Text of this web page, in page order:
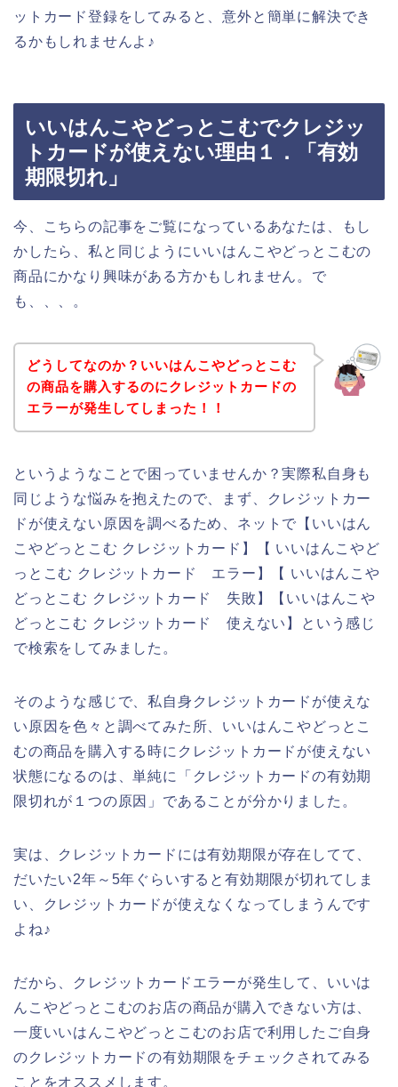
ットカード登録をしてみると、意外と簡単に解決でき
るかもしれませんよ♪
いいはんこやどっとこむでクレジッ
トカードが使えない理由１．「有効
期限切れ」
今、こちらの記事をご覧になっているあなたは、もし
かしたら、私と同じようにいいはんこやどっとこむの
商品にかなり興味がある方かもしれません。で
も、、、。
どうしてなのか？いいはんこやどっとこむ
の商品を購入するのにクレジットカードの
エラーが発生してしまった！！
というようなことで困っていませんか？実際私自身も
同じような悩みを抱えたので、まず、クレジットカー
ドが使えない原因を調べるため、ネットで【いいはん
こやどっとこむ クレジットカード】【 いいはんこやど
っとこむ クレジットカード エラー】【 いいはんこや
どっとこむ クレジットカード 失敗】【いいはんこや
どっとこむ クレジットカード 使えない】という感じ
で検索をしてみました。
そのような感じで、私自身クレジットカードが使えな
い原因を色々と調べてみた所、いいはんこやどっとこ
むの商品を購入する時にクレジットカードが使えない
状態になるのは、単純に「クレジットカードの有効期
限切れが１つの原因」であることが分かりました。
実は、クレジットカードには有効期限が存在してて、
だいたい2年～5年ぐらいすると有効期限が切れてしま
い、クレジットカードが使えなくなってしまうんです
よね♪
だから、クレジットカードエラーが発生して、いいは
んこやどっとこむのお店の商品が購入できない方は、
一度いいはんこやどっとこむのお店で利用したご自身
のクレジットカードの有効期限をチェックされてみる
ことをオススメします。